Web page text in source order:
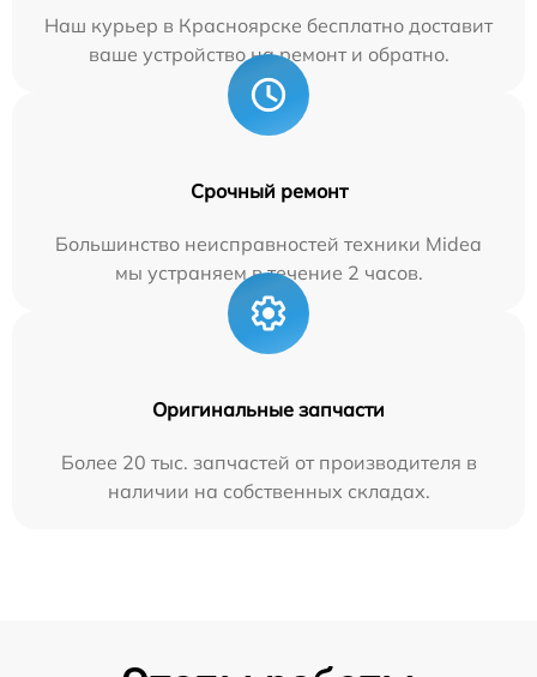
Наш курьер в Красноярске бесплатно доставит
ваше устройство на ремонт и обратно.
Срочный ремонт
Большинство неисправностей техники Midea
мы устраняем в течение 2 часов.
Оригинальные запчасти
Более 20 тыс. запчастей от производителя в
наличии на собственных складах.